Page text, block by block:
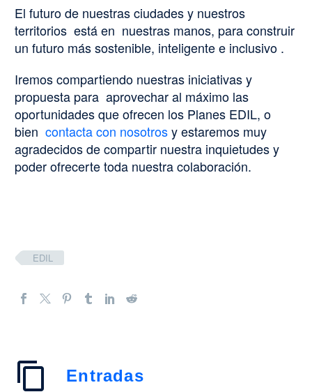
El futuro de nuestras ciudades y nuestros
territorios está en nuestras manos, para construir
un futuro más sostenible, inteligente e inclusivo .
Iremos compartiendo nuestras iniciativas y
propuesta para aprovechar al máximo las
oportunidades que ofrecen los Planes EDIL, o
bien contacta con nosotrosy estaremos muy
agradecidos de compartir nuestra inquietudes y
poder ofrecerte toda nuestra colaboración.
EDIL
Entradas